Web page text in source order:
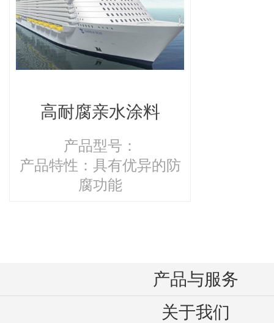
高耐腐亲水涂料
产品型号：
腐功能
产品与服务
关于我们